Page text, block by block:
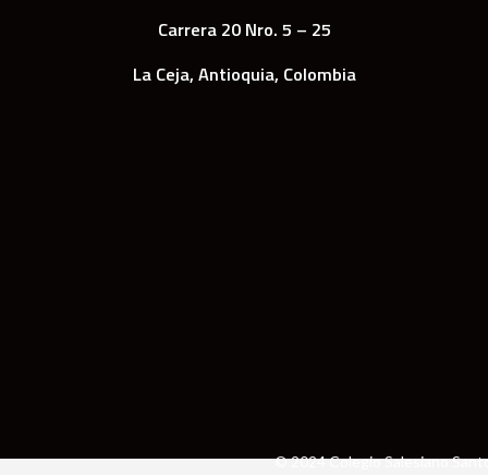
Carrera 20 Nro. 5 – 25
La Ceja, Antioquia, Colombia
© 2024 Colegio Salesiano